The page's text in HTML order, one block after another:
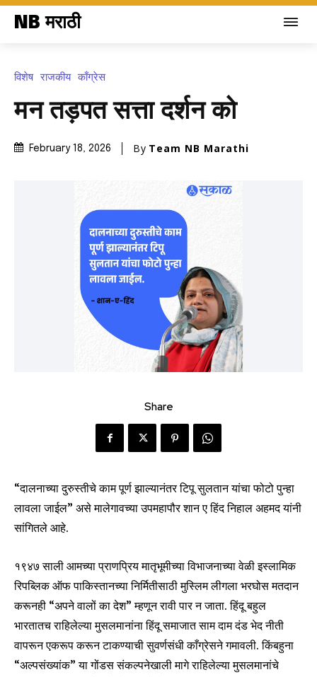
NB मराठी
विशेष राजकीय काँग्रेस
मन तड़पत सत्ता दर्शन को
February 18, 2026 By Team NB Marathi
Share
“दालनाच्या दुरुस्तीचे काम पूर्ण झाल्यानंतर टिपू सुलतान यांचा फोटो पुन्हा
लावला जाईल” असे मालेगावच्या उपमहापौर शान ए हिंद निहाल अहमद यांनी
सांगितले आहे.
१९४७ साली आमच्या प्राणप्रिय मातृभूमीच्या विभाजनाच्या वेळी इस्लामिक
रिपब्लिक ऑफ पाकिस्तानच्या निर्मितीसाठी मुस्लिम लीगला भरघोस मतदान
करूनही “अपने वालों का देश” म्हणून रावी पार न जाता. हिंदू बहुल
भारतातच राहिलेल्या मुसलमानांना हिंदू समाजात साम दाम दंड भेद नीती
वापरून एकरूप करून टाकण्याची सुवर्णसंधी काँग्रेसने गमावली. किंबहुना
“अल्पसंख्यांक” या गोंडस संकल्पनेखाली मागे राहिलेल्या मुसलमानांचे